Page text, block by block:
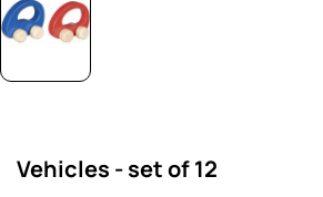
Vehicles - set of 12